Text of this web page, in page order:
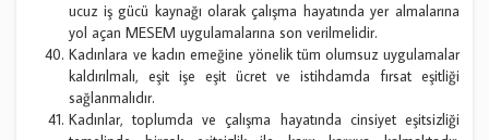
ucuz iş gücü kaynağı olarak çalışma hayatında yer almalarına
yol açan MESEM uygulamalarına son verilmelidir.
Kadınlara ve kadın emeğine yönelik tüm olumsuz uygulamalar
kaldırılmalı, eşit işe eşit ücret ve istihdamda fırsat eşitliği
sağlanmalıdır.
Kadınlar, toplumda ve çalışma hayatında cinsiyet eşitsizliği